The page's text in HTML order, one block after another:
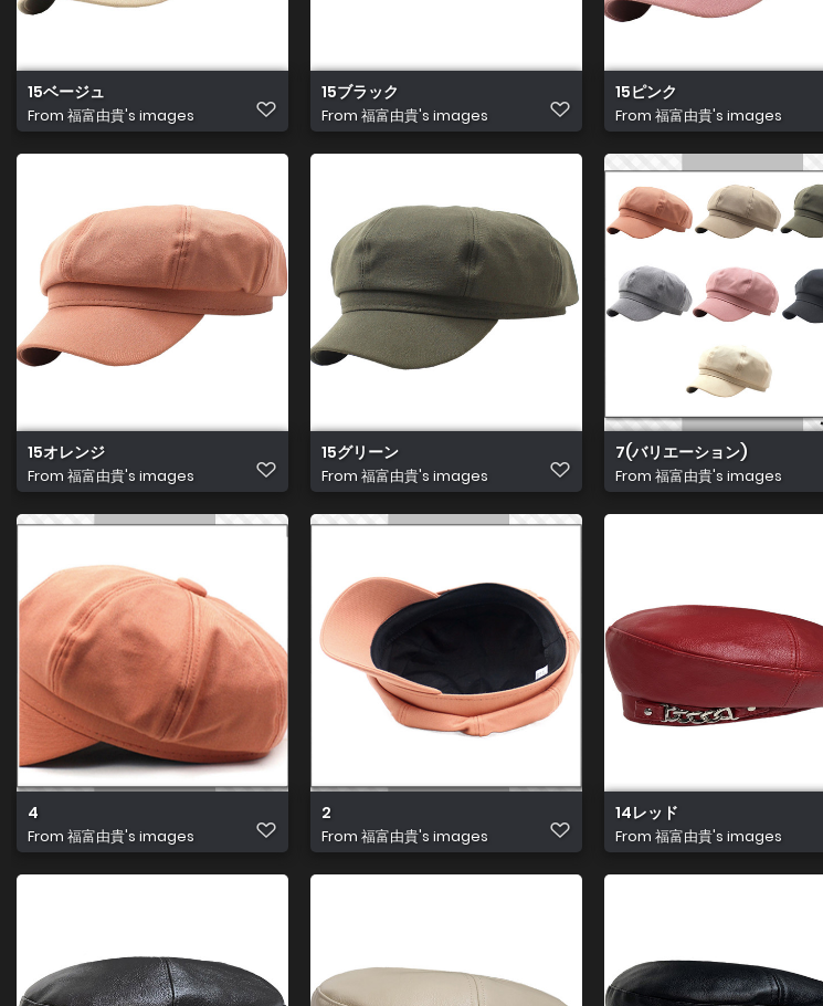
15ベージュ
From 福富由貴's images
15ブラック
From 福富由貴's images
15ピンク
From 福富由貴's images
15オレンジ
From 福富由貴's images
15グリーン
From 福富由貴's images
7(バリエーション)
From 福富由貴's images
4
From 福富由貴's images
2
From 福富由貴's images
14レッド
From 福富由貴's images